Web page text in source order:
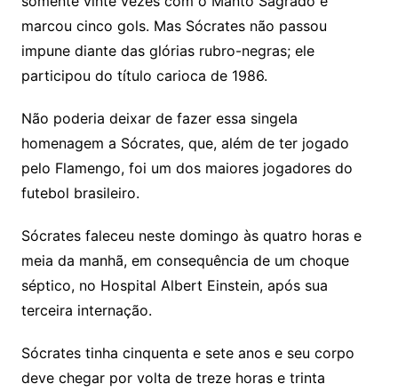
marcou cinco gols. Mas Sócrates não passou
impune diante das glórias rubro-negras; ele
participou do título carioca de 1986.
Não poderia deixar de fazer essa singela
homenagem a Sócrates, que, além de ter jogado
pelo Flamengo, foi um dos maiores jogadores do
futebol brasileiro.
Sócrates faleceu neste domingo às quatro horas e
meia da manhã, em consequência de um choque
séptico, no Hospital Albert Einstein, após sua
terceira internação.
Sócrates tinha cinquenta e sete anos e seu corpo
deve chegar por volta de treze horas e trinta